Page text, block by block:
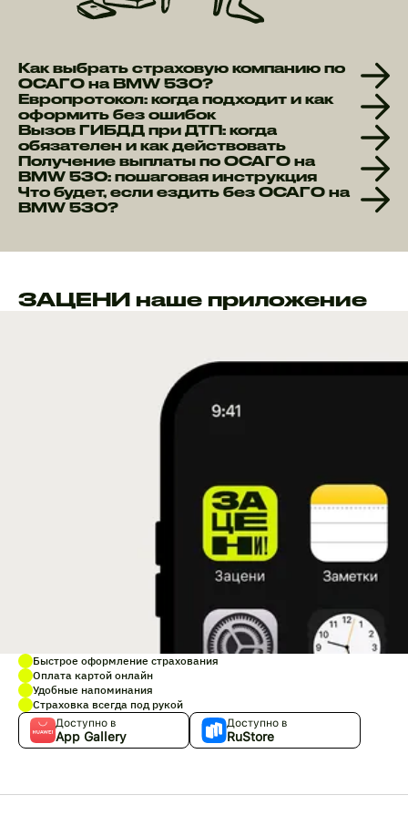
Как выбрать страховую компанию по
ОСАГО на BMW 530?
Европротокол: когда подходит и как
оформить без ошибок
Вызов ГИБДД при ДТП: когда
обязателен и как действовать
Получение выплаты по ОСАГО на
BMW 530: пошаговая инструкция
Что будет, если ездить без ОСАГО на
BMW 530?
ЗАЦЕНИ наше приложение
Быстрое оформление страхования
Оплата картой онлайн
Удобные напоминания
Страховка всегда под рукой
Доступно в
App Gallery
Доступно в
RuStore